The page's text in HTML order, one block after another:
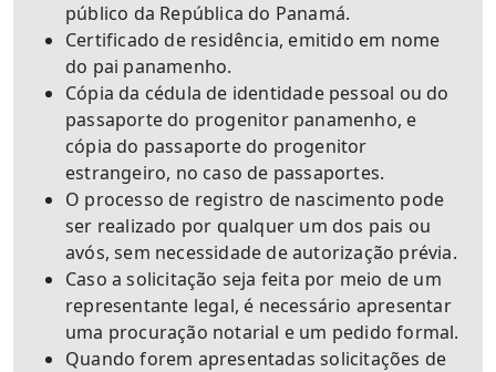
público da República do Panamá.
Certificado de residência, emitido em nome
do pai panamenho.
Cópia da cédula de identidade pessoal ou do
passaporte do progenitor panamenho, e
cópia do passaporte do progenitor
estrangeiro, no caso de passaportes.
O processo de registro de nascimento pode
ser realizado por qualquer um dos pais ou
avós, sem necessidade de autorização prévia.
Caso a solicitação seja feita por meio de um
representante legal, é necessário apresentar
uma procuração notarial e um pedido formal.
Quando forem apresentadas solicitações de